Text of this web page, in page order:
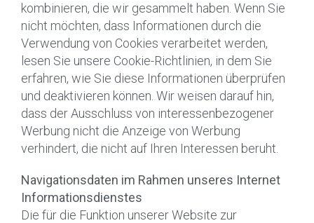
kombinieren, die wir gesammelt haben. Wenn Sie
nicht möchten, dass Informationen durch die
Verwendung von Cookies verarbeitet werden,
lesen Sie unsere Cookie-Richtlinien, in dem Sie
erfahren, wie Sie diese Informationen überprüfen
und deaktivieren können. Wir weisen darauf hin,
dass der Ausschluss von interessenbezogener
Werbung nicht die Anzeige von Werbung
verhindert, die nicht auf Ihren Interessen beruht.
Navigationsdaten im Rahmen unseres Internet
Informationsdienstes
Die für die Funktion unserer Website zur